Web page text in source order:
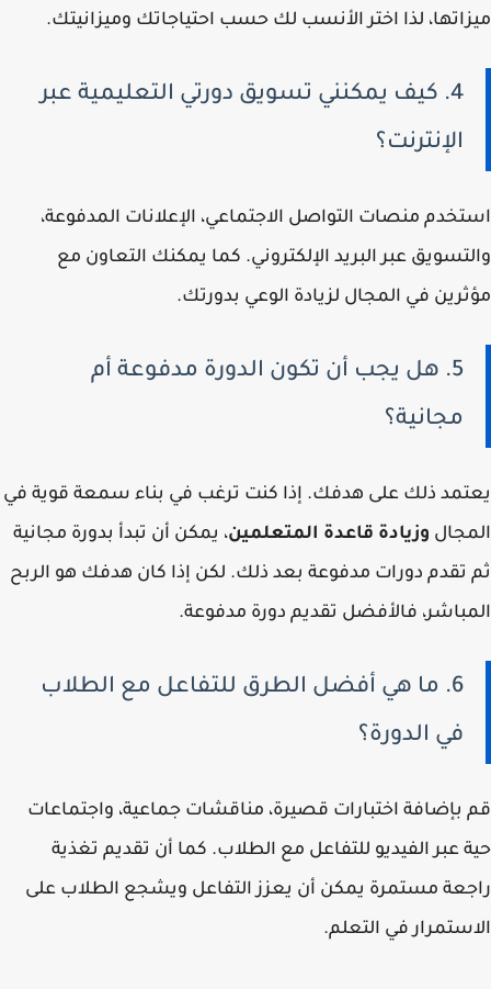
ميزاتها، لذا اختر الأنسب لك حسب احتياجاتك وميزانيتك.
4. كيف يمكنني تسويق دورتي التعليمية عبر
الإنترنت؟
استخدم منصات التواصل الاجتماعي، الإعلانات المدفوعة،
والتسويق عبر البريد الإلكتروني. كما يمكنك التعاون مع
مؤثرين في المجال لزيادة الوعي بدورتك.
5. هل يجب أن تكون الدورة مدفوعة أم
مجانية؟
يعتمد ذلك على هدفك. إذا كنت ترغب في بناء سمعة قوية في
المجال وزيادة قاعدة المتعلمين، يمكن أن تبدأ بدورة مجانية
ثم تقدم دورات مدفوعة بعد ذلك. لكن إذا كان هدفك هو الربح
المباشر، فالأفضل تقديم دورة مدفوعة.
6. ما هي أفضل الطرق للتفاعل مع الطلاب
في الدورة؟
قم بإضافة اختبارات قصيرة، مناقشات جماعية، واجتماعات
حية عبر الفيديو للتفاعل مع الطلاب. كما أن تقديم تغذية
راجعة مستمرة يمكن أن يعزز التفاعل ويشجع الطلاب على
الاستمرار في التعلم.